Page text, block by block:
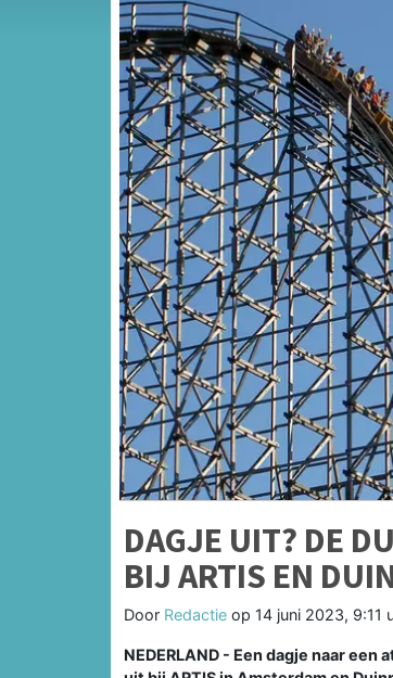
DAGJE UIT? DE
BIJ ARTIS EN
Door Redactie op 14 juni 2023, 9:11
NEDERLAND - Een dagje naar